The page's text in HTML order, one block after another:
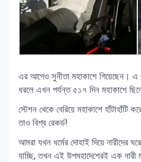
এর আগেও সুনীতা মহাকাশে গিয়েছেন। এ
ধরলে এখন পর্যন্ত ৫১৭ দিন মহাকাশে
স্টেশন থেকে বেরিয়ে মহাকাশে
তাও বিশ্ব রেকর্ড!
আমরা যখন ধর্মের দোহাই দিয়ে নারীদের
যাচ্ছি, তখন এই উপমহাদেশেরই এক নারী